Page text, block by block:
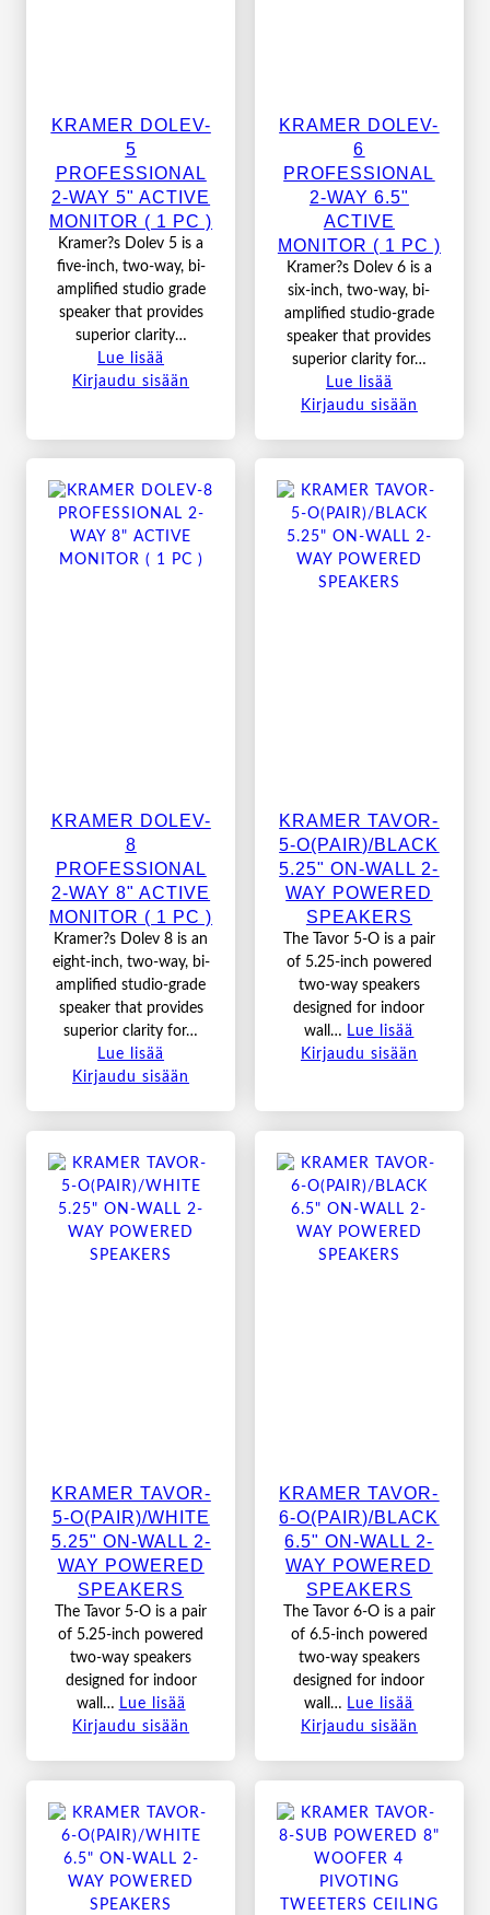
KRAMER DOLEV-
5
PROFESSIONAL
2-WAY 5" ACTIVE
MONITOR ( 1 PC )
Kramer?s Dolev 5 is a
five-inch, two-way, bi-
amplified studio grade
speaker that provides
superior clarity…
Lue lisää
Kirjaudu sisään
KRAMER DOLEV-
6
PROFESSIONAL
2-WAY 6.5"
ACTIVE
MONITOR ( 1 PC )
Kramer?s Dolev 6 is a
six-inch, two-way, bi-
amplified studio-grade
speaker that provides
superior clarity for…
Lue lisää
Kirjaudu sisään
KRAMER DOLEV-
8
PROFESSIONAL
2-WAY 8" ACTIVE
MONITOR ( 1 PC )
Kramer?s Dolev 8 is an
eight-inch, two-way, bi-
amplified studio-grade
speaker that provides
superior clarity for…
Lue lisää
Kirjaudu sisään
KRAMER TAVOR-
5-O(PAIR)/BLACK
5.25" ON-WALL 2-
WAY POWERED
SPEAKERS
The Tavor 5-O is a pair
of 5.25-inch powered
two-way speakers
designed for indoor
wall… Lue lisää
Kirjaudu sisään
KRAMER TAVOR-
5-O(PAIR)/WHITE
5.25" ON-WALL 2-
WAY POWERED
SPEAKERS
The Tavor 5-O is a pair
of 5.25-inch powered
two-way speakers
designed for indoor
wall… Lue lisää
Kirjaudu sisään
KRAMER TAVOR-
6-O(PAIR)/BLACK
6.5" ON-WALL 2-
WAY POWERED
SPEAKERS
The Tavor 6-O is a pair
of 6.5-inch powered
two-way speakers
designed for indoor
wall… Lue lisää
Kirjaudu sisään